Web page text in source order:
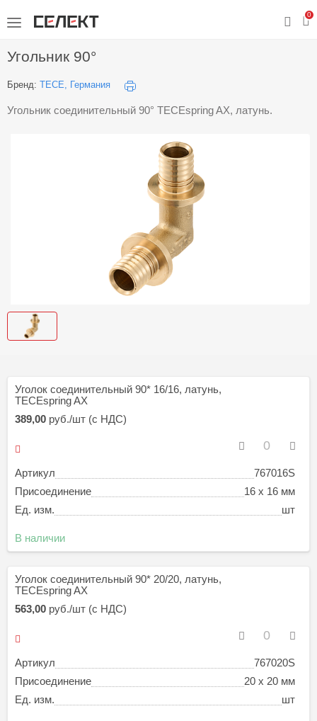
0
Угольник 90°
Бренд: TECE, Германия
Угольник соединительный 90° TECEspring AX, латунь.
Уголок соединительный 90* 16/16, латунь,
TECEspring AX
Артикул
767016S
Присоединение
16 x 16 мм
Ед. изм.
шт
389,00 руб./шт (с НДС)
В наличии
Уголок соединительный 90* 20/20, латунь,
TECEspring AX
Артикул
767020S
Присоединение
20 x 20 мм
Ед. изм.
шт
563,00 руб./шт (с НДС)